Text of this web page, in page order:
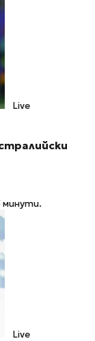
Live
минути.
Live